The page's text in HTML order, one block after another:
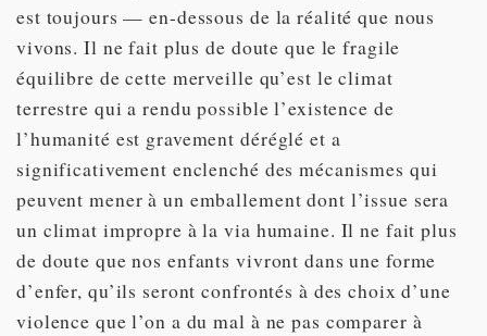
est toujours — en-dessous de la réalité que nous
vivons. Il ne fait plus de doute que le fragile
équilibre de cette merveille qu’est le climat
terrestre qui a rendu possible l’existence de
l’humanité est gravement déréglé et a
significativement enclenché des mécanismes qui
peuvent mener à un emballement dont l’issue sera
un climat impropre à la via humaine. Il ne fait plus
de doute que nos enfants vivront dans une forme
d’enfer, qu’ils seront confrontés à des choix d’une
violence que l’on a du mal à ne pas comparer à